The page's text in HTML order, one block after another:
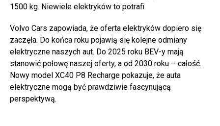
1500 kg. Niewiele elektryków to potrafi.
Volvo Cars zapowiada, że oferta elektryków dopiero się
zaczęła. Do końca roku pojawią się kolejne odmiany
elektryczne naszych aut. Do 2025 roku BEV-y mają
stanowić połowę naszej oferty, a od 2030 roku – całość.
Nowy model XC40 P8 Recharge pokazuje, że auta
elektryczne mogą być prawdziwie fascynującą
perspektywą.